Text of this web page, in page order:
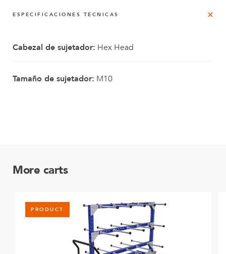
ESPECIFICACIONES TÉCNICAS
Cabezal de sujetador: Hex Head
Tamaño de sujetador: M10
More carts
PRODUCT